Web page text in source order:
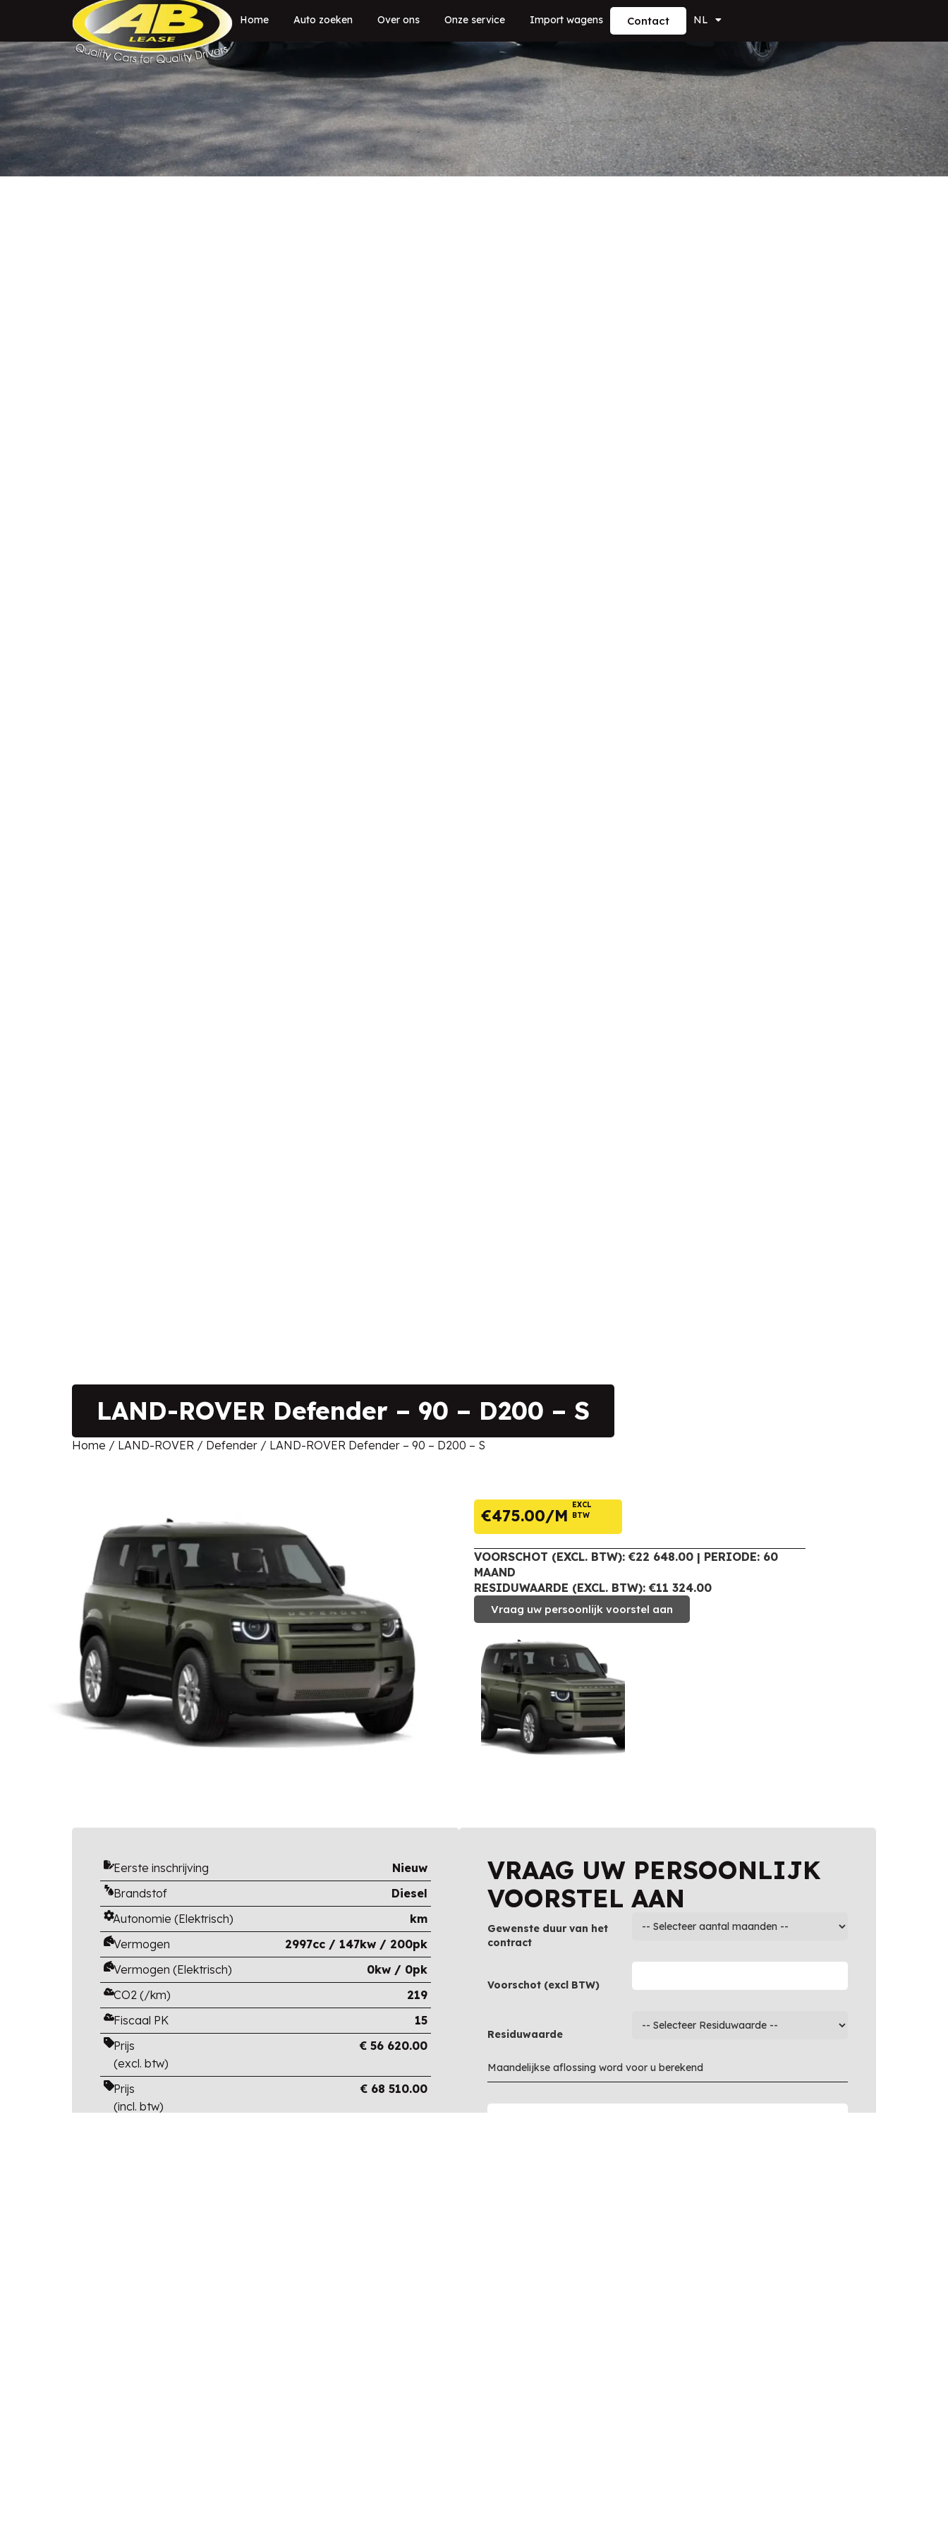
Home Auto zoeken Over ons Onze service Import wagens Contact NL
LAND-ROVER Defender – 90 – D200 – S
Home / LAND-ROVER / Defender / LAND-ROVER Defender – 90 – D200 – S
€475.00
EXCL
BTW
VOORSCHOT (EXCL. BTW): €22 648.00 | PERIODE: 60
MAAND
RESIDUWAARDE (EXCL. BTW): €11 324.00
Vraag uw persoonlijk voorstel aan
Eerste inschrijving
Nieuw
Brandstof
Diesel
Autonomie (Elektrisch)
km
Vermogen
2997cc / 147kw / 200pk
Vermogen (Elektrisch)
0kw / 0pk
CO2 (/km)
219
Fiscaal PK
15
Prijs
(excl. btw)
€56 620.00
Prijs
(incl. btw)
€ 68 510.00
VRAAG UW PERSOONLIJK
VOORSTEL AAN
Gewenste duur van het
contract
Voorschot (excl BTW)
Residuwaarde
Maandelijkse aflossing word voor u berekend